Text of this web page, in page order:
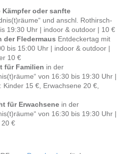
Kämpfer oder sanfte
und anschl. Rothirsch-
19:30 Uhr | indoor & outdoor | 10 €
der Fledermaus Entdeckertag mit
bis 15:00 Uhr | indoor & outdoor |
10 €
für Familien in der
von 16:30 bis 19:30 Uhr |
15 €, Erwachsene 20 €,
für Erwachsene in der
von 16:30 bis 19:30 Uhr |
20 €